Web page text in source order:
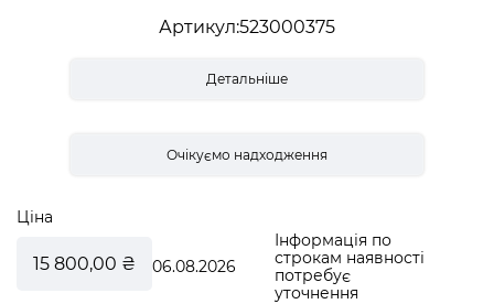
температури в будь-яку пору року
Можливість повороту обличчям вперед від 76 см та
Сумісність з базою T для швидкого встановлення
Артикул 523000375
Детальніше
Ціна
15 800,00 ₴ 06.08.2026
Інформація по
строкам наявності
потребує
уточнення